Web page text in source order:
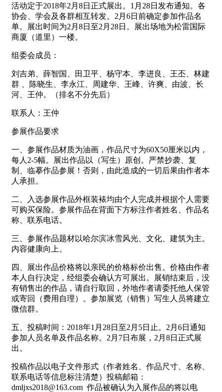
活动定于2018年2月8日正式展出。1月28日发布通知。各
协会、学会及各群相互转发。2月6日前确定参加作品名
单。展出时间为2月8日至2月28日。展出场地为松雷国际
商厦（道里）一楼。
组委会成员：
刘吉弟、薛智国、田卫平、杨守本、李进良、王丕、林建
群 、陈晓生、李永江、周建华、王峰、许爽、由波、长
河、王仲。（排名不分先后）
联系人：王仲
参展作品要求
一、参展作品材质为油画，作品尺寸为60X50厘米以内，
每人2-5幅。展出作品以（写生）原创。严禁抄袭、复
制、临摹作品参展！否则，由此造成的一切后果由作者本
人承担。
二、入选参展作品外框装裱均由个人完成并根据个人需要
可购买保险。参展作品在背面下方标注作者姓名、作品名
称、联系电话。
三、参展作品题材以哈尔滨冰雪风光、文化、建筑为主。
内容健康向上。
四、展出作品价格将以亲民的价格标价出售。价格由作者
本人自行决定，经组委会确认方可展出。展销结束后，没
有销售出的作品，请自行取回，外地作者请委托他人保管
或寄回（费用自理）。参加展览（销售）写生人员将建立
微信群。
五、投稿时间：2018年1月28日至2月5日止。2月6日通知
参加人员名单及作品名称。2月7日布展，2月8日正式展
出。
投稿作品以电子文件形式（作者姓名、作品尺寸、名称、
联系电话等信息标注清楚）投稿邮箱：
dmljxs2018@163.com 作品被确认为入展作品的将以电